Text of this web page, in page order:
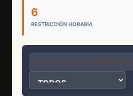
6
RESTRICCIÓN HORARIA